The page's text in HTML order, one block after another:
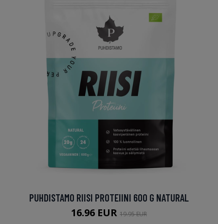
PUHDISTAMO RIISI PROTEIINI 600 G NATURAL
16.96 EUR 19.95 EUR